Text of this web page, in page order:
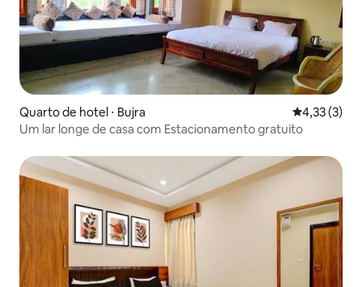
Quarto de hotel ⋅ Bujra 4,33 de
4,33 (3)
Um lar longe de casa com Estacionamento gratuito